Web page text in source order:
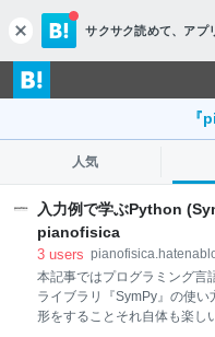
c
l
o
s
サクサク読めて、 アプ
『
人気
入力例で学ぶPython
pianofisica
3 users
本記事ではプログラミング言
ライブラリ『SymPy』の使
形をすることそれ自体も楽し